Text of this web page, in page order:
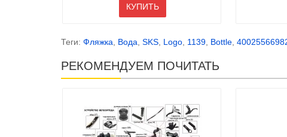
КУПИТЬ
Теги: Фляжка Вода SKS Logo 1139 Bottle
РЕКОМЕНДУЕМ ПОЧИТАТЬ